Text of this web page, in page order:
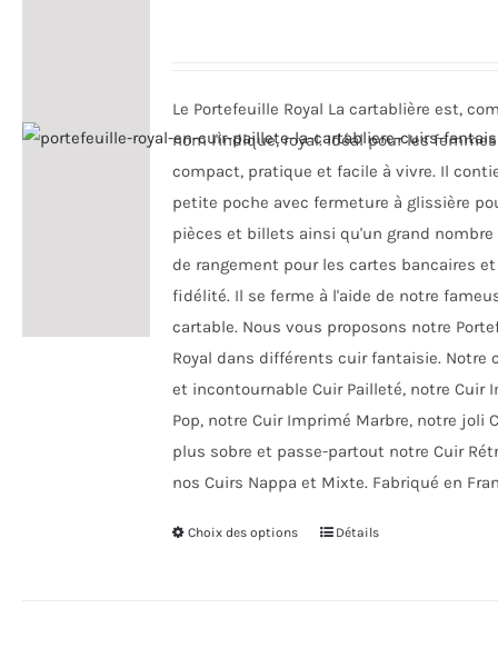
choisies
sur
du
produit
Le Portefeuille Royal La cartablière est,
nom l'indique, royal. Idéal pour les
compact, pratique et facile à vivre. Il
petite poche avec fermeture à glissière
pièces et billets ainsi qu'un grand nombre
de rangement pour les cartes bancaires
fidélité. Il se ferme à l'aide de notre
cartable. Nous vous proposons notre
Royal dans différents cuir fantaisie. Notre
et incontournable Cuir Pailleté, notre Cuir
Pop, notre Cuir Imprimé Marbre, notre joli
plus sobre et passe-partout notre Cuir
nos Cuirs Nappa et Mixte. Fabriqué en
Choix des options
CeDétails